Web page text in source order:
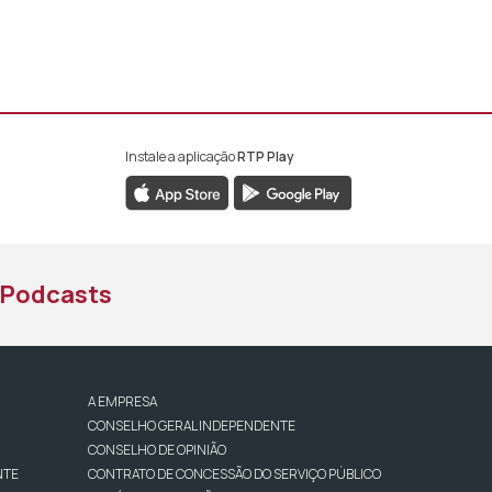
da RTP África
da RTP África
YouTube da RTP África
Instale a aplicaçãoRTP Play
Podcasts
A EMPRESA
CONSELHO GERAL INDEPENDENTE
CONSELHO DE OPINIÃO
CONTRATO DE CONCESSÃO DO SERVIÇO PÚBLICO